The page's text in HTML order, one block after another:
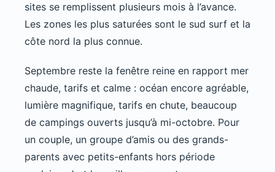
sites se remplissent plusieurs mois à l’avance.
Les zones les plus saturées sont le sud surf et la
côte nord la plus connue.
Septembre reste la fenêtre reine en rapport mer
chaude, tarifs et calme : océan encore agréable,
lumière magnifique, tarifs en chute, beaucoup
de campings ouverts jusqu’à mi-octobre. Pour
un couple, un groupe d’amis ou des grands-
parents avec petits-enfants hors période